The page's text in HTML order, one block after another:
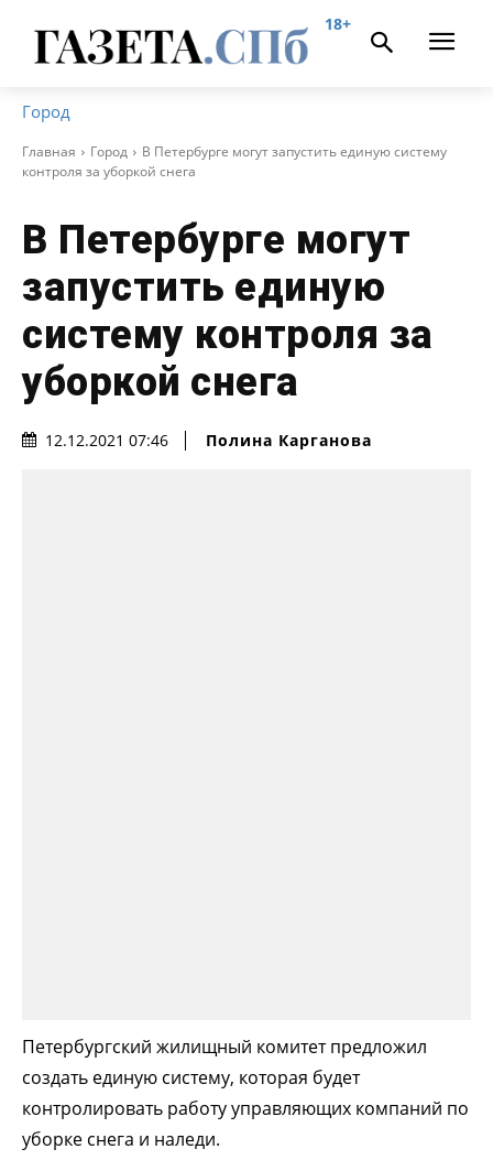
18+
Город
Главная Город
В Петербурге могут запустить единую систему
контроля за уборкой снега
В Петербурге могут
запустить единую
систему контроля за
уборкой снега
12.12.2021 07:46 Полина Карганова
Петербургский жилищный комитет предложил
создать единую систему, которая будет
контролировать работу управляющих компаний по
уборке снега и наледи.